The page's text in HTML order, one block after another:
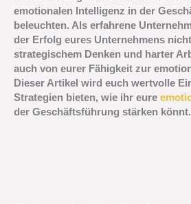
emotionalen Intelligenz in der
beleuchten. Als erfahrene
der Erfolg eures Unternehmens
strategischem Denken und harter
auch von eurer Fähigkeit zur
Dieser Artikel wird euch wertvolle
Strategien bieten, wie ihr eure
der Geschäftsführung stärken könnt.